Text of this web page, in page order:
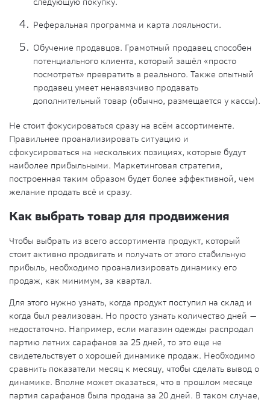
Реферальная программа и карта лояльности.
Обучение продавцов. Грамотный продавец способен
потенциального клиента, который зашёл «просто
посмотреть» превратить в реального. Также опытный
продавец умеет ненавязчиво продавать
дополнительный товар (обычно, размещается у кассы).
Не стоит фокусироваться сразу на всём ассортименте.
Правильнее проанализировать ситуацию и
сфокусироваться на нескольких позициях, которые будут
наиболее прибыльными. Маркетинговая стратегия,
построенная таким образом будет более эффективной, чем
желание продать всё и сразу.
Как выбрать товар для продвижения
Чтобы выбрать из всего ассортимента продукт, который
стоит активно продвигать и получать от этого стабильную
прибыль, необходимо проанализировать динамику его
продаж, как минимум, за квартал.
Для этого нужно узнать, когда продукт поступил на склад и
когда был реализован. Но просто узнать количество дней —
недостаточно. Например, если магазин одежды распродал
партию летних сарафанов за 25 дней, то это еще не
свидетельствует о хорошей динамике продаж. Необходимо
сравнить показатели месяц к месяцу, чтобы сделать вывод о
динамике. Вполне может оказаться, что в прошлом месяце
партия сарафанов была продана за 20 дней. В таком случае,